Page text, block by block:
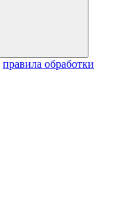
правила обработки